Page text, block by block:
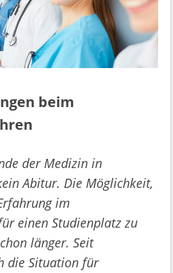
beim
der Medizin in
Abitur. Die Möglichkeit,
im
einen Studienplatz zu
länger. Seit
die Situation für